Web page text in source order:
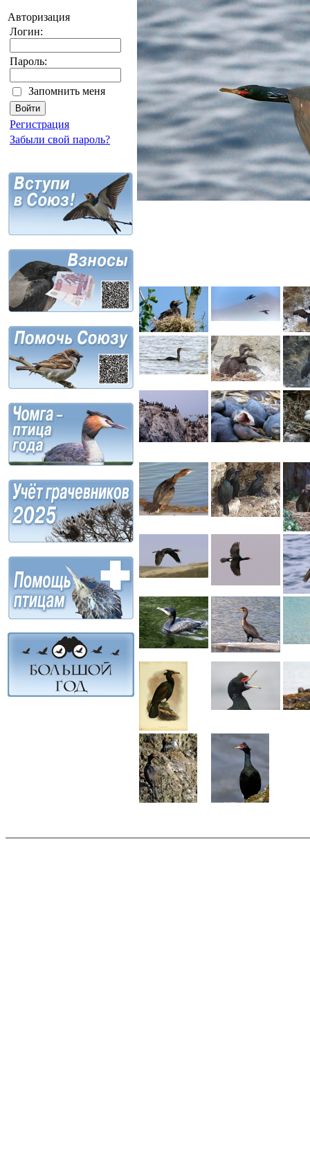
Авторизация
Логин:
Пароль:
Запомнить меня
Регистрация
Забыли свой пароль?